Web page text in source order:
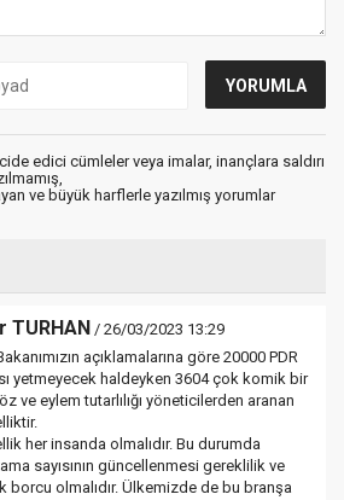
edici cümleler veya imalar, inançlara saldırı
ve büyük harflerle yazılmış yorumlar
TURHAN / 26/03/2023 13:29
açıklamalarına göre 20000 PDR
yetmeyecek haldeyken 3604 çok komik bir
ve eylem tutarlılığı yöneticilerden aranan
her insanda olmalıdır. Bu durumda
sayısının güncellenmesi gereklilik ve
borcu olmalıdır. Ülkemizde de bu branşa